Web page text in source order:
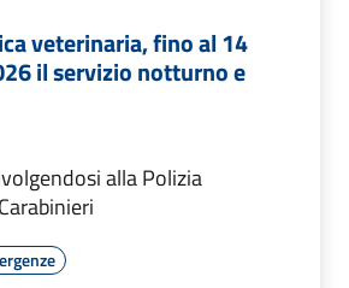
veterinaria, fino al 14
il servizio notturno e
alla Polizia